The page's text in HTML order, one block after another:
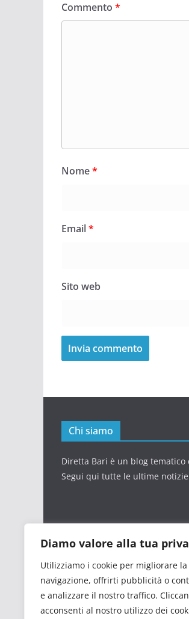
Diamo valore alla tua
Utilizziamo i cookie per migliorare
navigazione, offrirti pubblicità o
e analizzare il nostro traffico.
acconsenti al nostro utilizzo dei
Commento *
Nome*
Email*
Sito web
Chi siamo
Diretta Bari è un blog tematico
Segui qui tutte le ultime